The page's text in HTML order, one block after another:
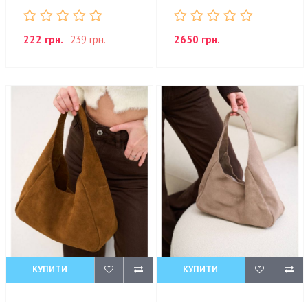
222 грн. 239 грн. 2650 грн.
КУПИТИ КУПИТИ